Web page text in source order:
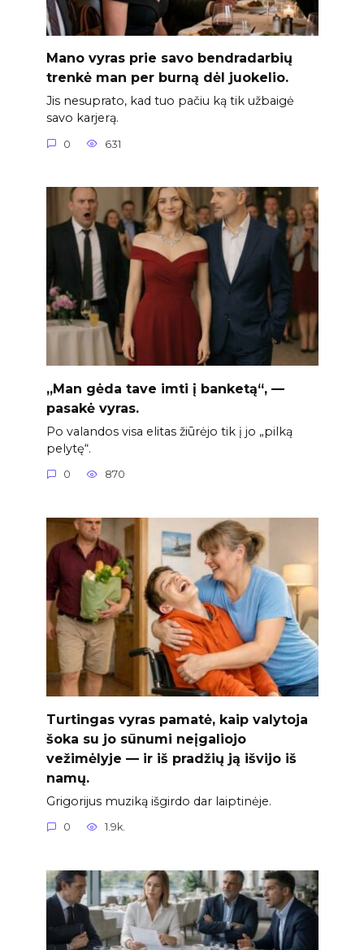
Mano vyras prie savo bendradarbių
trenkė man per burną dėl juokelio.
Jis nesuprato, kad tuo pačiu ką tik užbaigė
savo karjerą.
0 631
„Man gėda tave imti į banketą“, —
pasakė vyras.
Po valandos visa elitas žiūrėjo tik į jo „pilką
pelytę“.
0 870
Turtingas vyras pamatė, kaip valytoja
šoka su jo sūnumi neįgaliojo
vežimėlyje — ir iš pradžių ją išvijo iš
namų.
Grigorijus muziką išgirdo dar laiptinėje.
0 1.9k.